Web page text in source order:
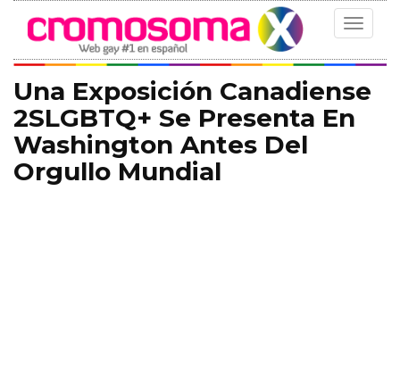
Toggle
Una Exposición Canadiense
2SLGBTQ+ Se Presenta En
Washington Antes Del
Orgullo Mundial